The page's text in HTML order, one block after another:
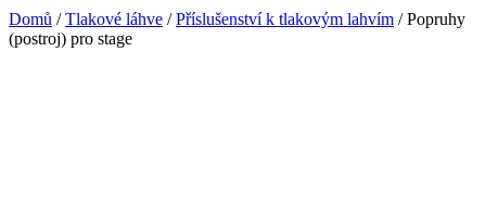
Domů /Tlakové láhve /Příslušenství k tlakovým lahvím / Popruhy
(postroj) pro stage